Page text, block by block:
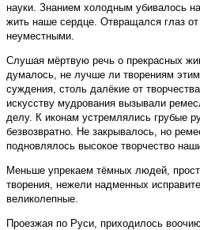
науки. Знанием холодным убивалось
жить наше сердце. Отвращался глаз от
неуместными.
Слушая мёртвую речь о прекрасных
думалось, не лучше ли творениям
суждения, столь далёкие от
искусству мудрования вызывали
делу. К иконам устремлялись грубые
безвозвратно. Не закрывалось, но
подновлялось высокое творчество
Меньше упрекаем тёмных людей,
творения, нежели надменных
великолепные.
Проезжая по Руси, приходилось